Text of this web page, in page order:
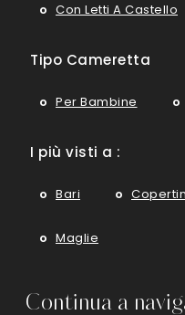
Con Letti A Castello
Tipo Cameretta
Per Bambine
I più visti a :
Bari
Maglie
Continua a